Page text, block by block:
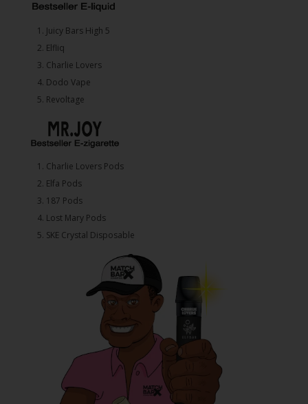
1.⁠ ⁠Juicy Bars High 5
2.⁠ ⁠⁠Elfliq
3.⁠ ⁠⁠Charlie Lovers
4.⁠ ⁠⁠Dodo Vape
5. ⁠Revoltage
1.⁠ ⁠Charlie Lovers Pods
2.⁠ ⁠⁠Elfa Pods
3.⁠ ⁠⁠187 Pods
4.⁠ ⁠⁠Lost Mary Pods
5.⁠ ⁠⁠SKE Crystal Disposable